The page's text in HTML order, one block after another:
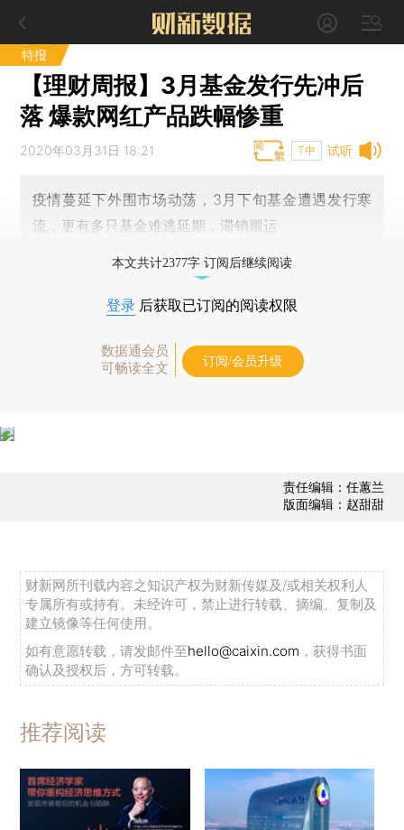
特报
【理财周报】3月基金发行先冲后
落 爆款网红产品跌幅惨重
试听
2020年03月31日 18:21 T中
疫情蔓延下外围市场动荡，3月下旬基金遭遇发行寒
流，更有多只基金难逃延期，滞销噩运
本文共计2377字 订阅后继续阅读
登录 后获取已订阅的阅读权限
数据通会员
可畅读全文
订阅/会员升级
责任编辑：任蕙兰
版面编辑：赵甜甜
财新网所刊载内容之知识产权为财新传媒及/或相关权利人
专属所有或持有。未经许可，禁止进行转载、摘编、复制及
建立镜像等任何使用。
如有意愿转载，请发邮件至hello@caixin.com ，获得书面
确认及授权后，方可转载。
推荐阅读